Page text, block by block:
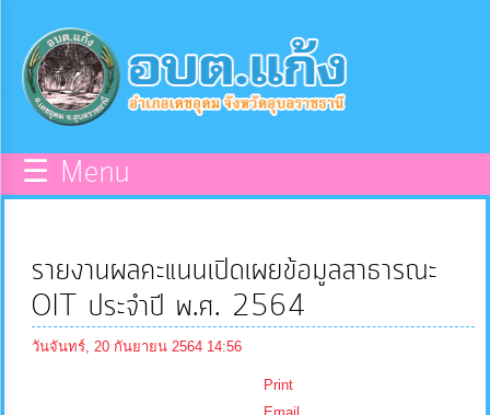
หน้า
หลัก
ข้อมูล
พื้น
บุคลากร
☰ Menu
รายงานผลคะแนนเปิดเผยข้อมูลสาธารณะ
OIT ประจำปี พ.ศ. 2564
วันจันทร์, 20 กันยายน 2564 14:56
Print